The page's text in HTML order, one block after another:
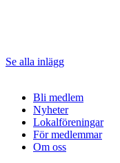
Se alla inlägg
Bli medlem
Nyheter
Lokalföreningar
För medlemmar
Om oss